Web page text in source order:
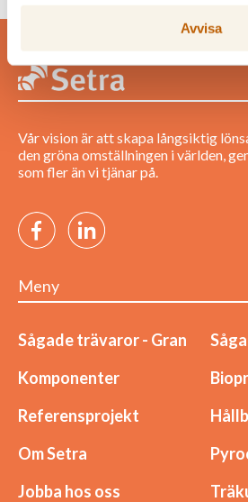
Avvisa
Vår vision är att skapa långsiktig
den gröna omställningen i världen,
som fler än vi tjänar på.
Meny
Sågade trävaror - Gran
Komponenter
Referensprojekt
Om Setra
Jobba hos oss